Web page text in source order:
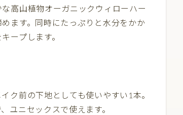
高山植物オーガニックウィローハー
ます。同時にたっぷりと水分をかか
ープします。
ク前の下地としても使いやすい1本。
ユニセックスで使えます。